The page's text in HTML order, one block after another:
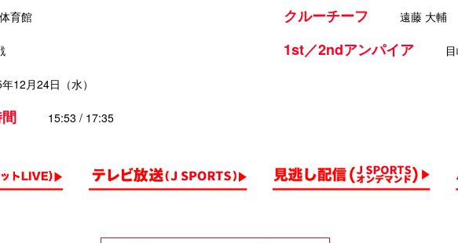
育館
12月24日（水）
15:53 / 17:35
クルーチーフ 遠藤 大輔
1st／2ndアンパイア